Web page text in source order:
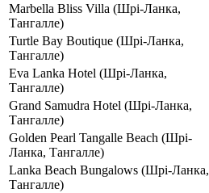
Marbella Bliss Villa (Шрі-Ланка,
Тангалле)
Turtle Bay Boutique (Шрі-Ланка,
Тангалле)
Eva Lanka Hotel (Шрі-Ланка,
Тангалле)
Grand Samudra Hotel (Шрі-Ланка,
Тангалле)
Golden Pearl Tangalle Beach (Шрі-
Ланка, Тангалле)
Lanka Beach Bungalows (Шрі-Ланка,
Тангалле)